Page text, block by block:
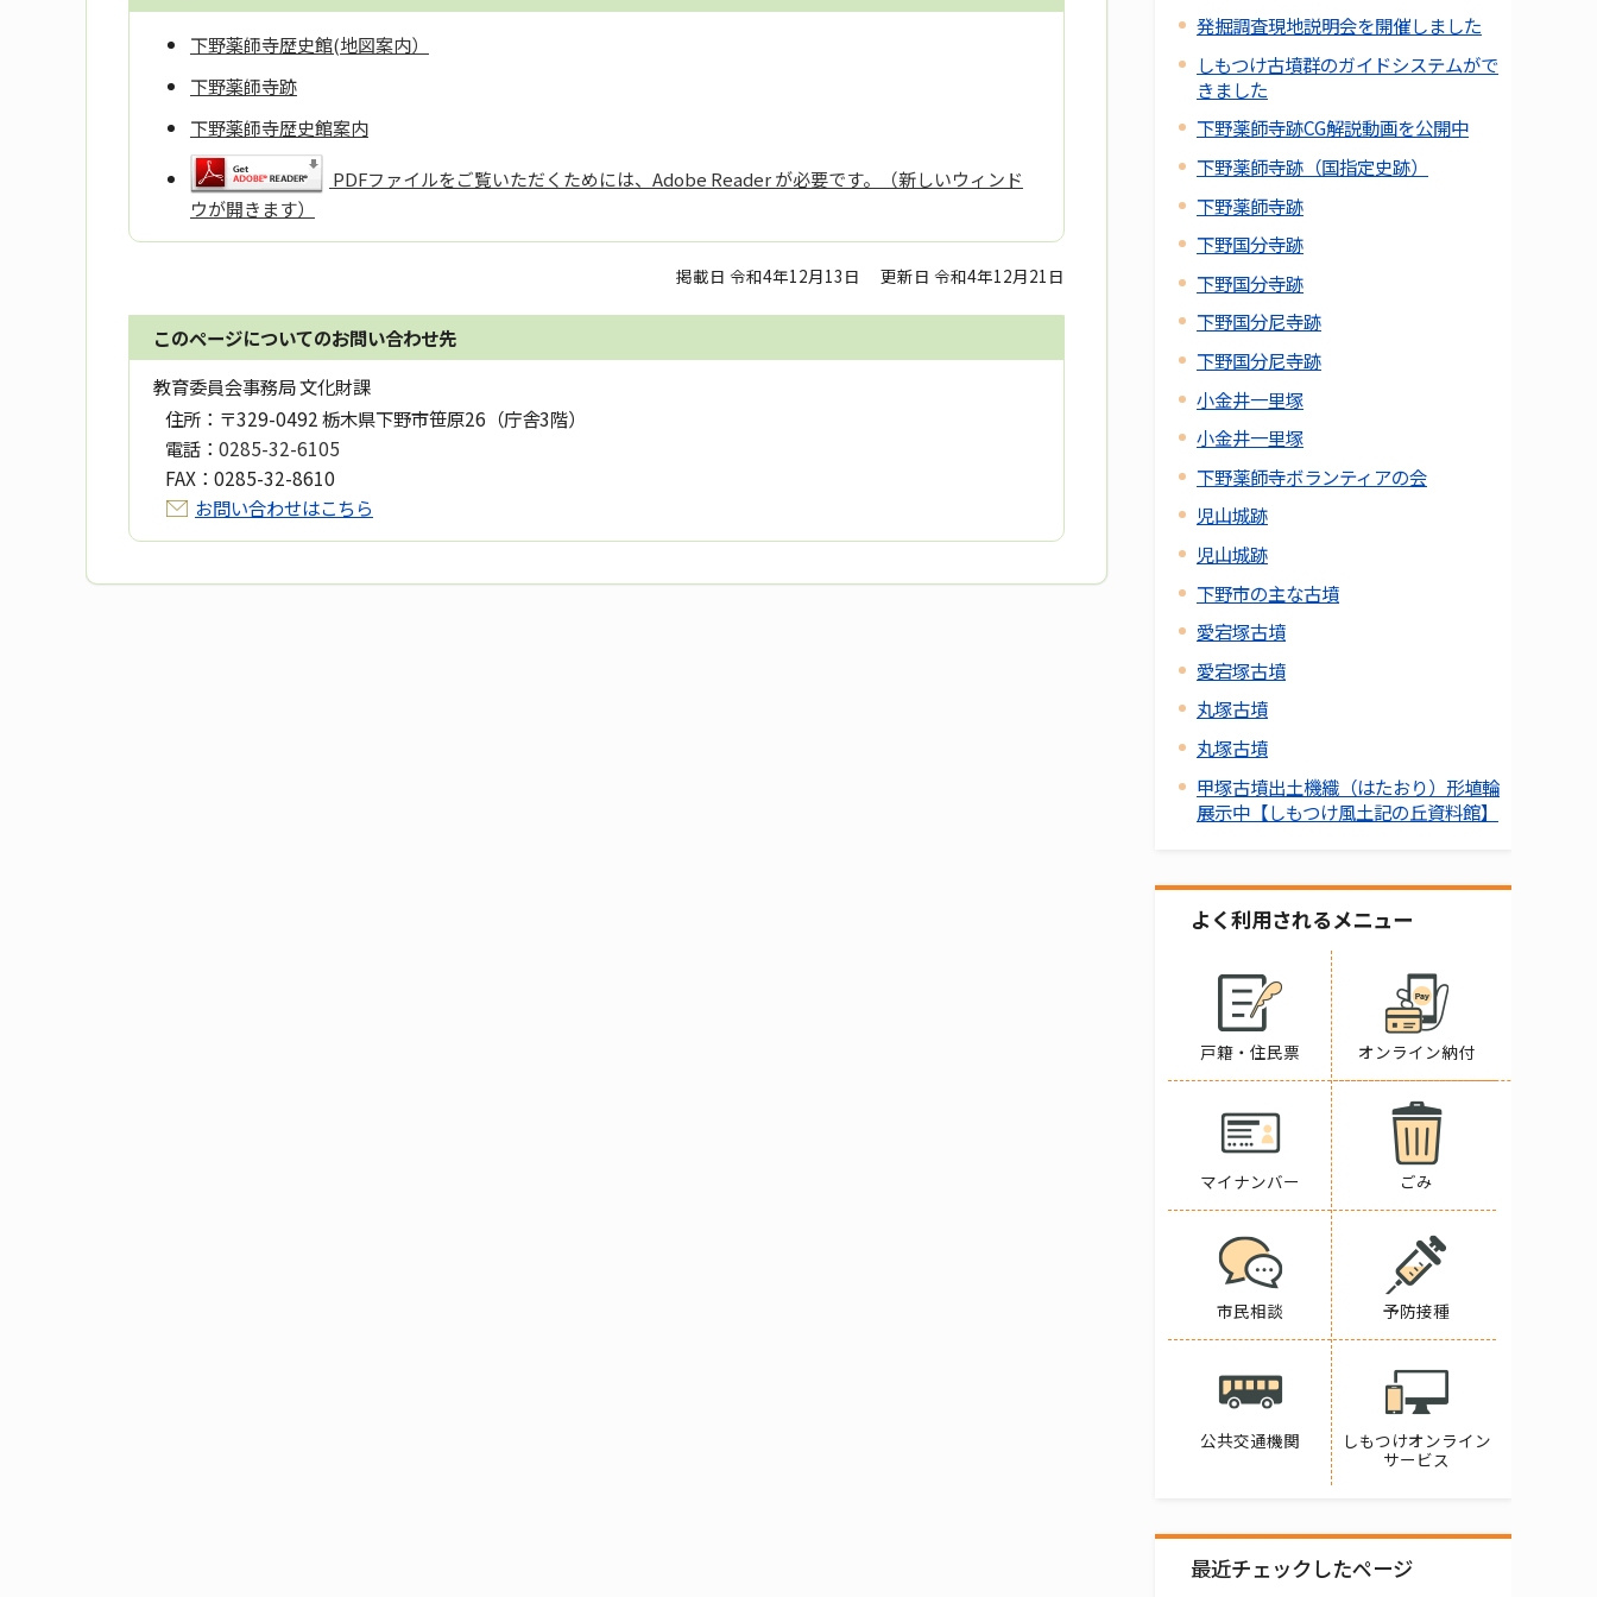
下野薬師寺歴史館(地図案内）
下野薬師寺跡
下野薬師寺歴史館案内
PDFファイルをご覧いただくためには、Adobe Reader が必要です。（新しいウィンド
ウが開きます）
掲載日 令和4年12月13日 更新日 令和4年12月21日
このページについてのお問い合わせ先
教育委員会事務局 文化財課
住所： 〒329-0492 栃木県下野市笹原26（庁舎3階）
電話： 0285-32-6105
FAX： 0285-32-8610
お問い合わせはこちら
発掘調査現地説明会を開催しました
しもつけ古墳群のガイドシステムがで
きました
下野薬師寺跡CG解説動画を公開中
下野薬師寺跡（国指定史跡）
下野薬師寺跡
下野国分寺跡
下野国分寺跡
下野国分尼寺跡
下野国分尼寺跡
小金井一里塚
小金井一里塚
下野薬師寺ボランティアの会
児山城跡
児山城跡
下野市の主な古墳
愛宕塚古墳
愛宕塚古墳
丸塚古墳
丸塚古墳
甲塚古墳出土機織（はたおり）形埴輪
展示中【しもつけ風土記の丘資料館】
よく利用されるメニュー
戸籍・住民票 オンライン納付
マイナンバー ごみ
市民相談 予防接種
公共交通機関
しもつけオンライン
サービス
最近チェックしたページ